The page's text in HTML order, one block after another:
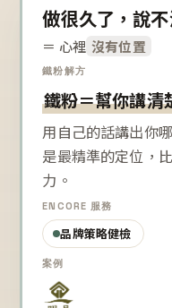
做很久了，說
＝ 心裡 沒有位置
鐵粉解方
鐵粉＝幫你講清
用自己的話講出你
是最精準的定位，
力。
ENCORE 服務
品牌策略健檢
案例